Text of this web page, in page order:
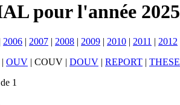
pour l'année 2025
2006 | 2007 | 2008 | 2009 | 2010 | 2011 | 2012
| OUV | COUV | DOUV | REPORT | THESE
1